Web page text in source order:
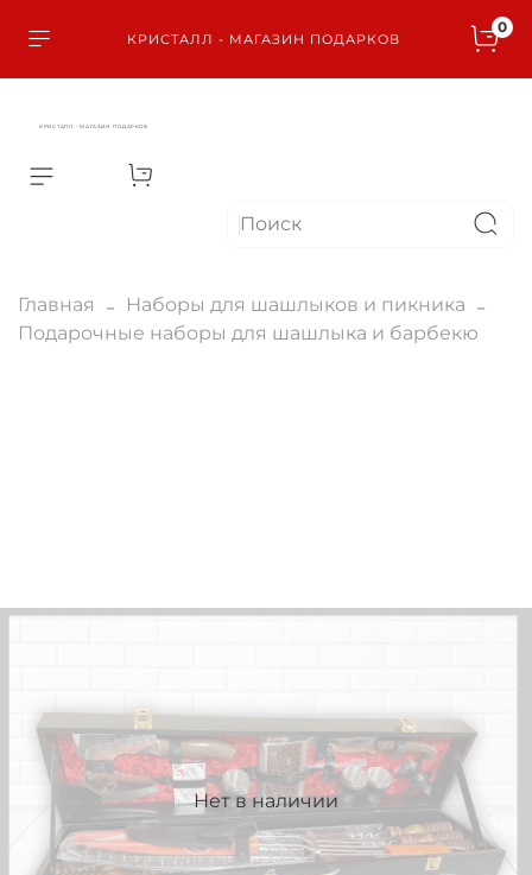
КРИСТАЛЛ - МАГАЗИН ПОДАРКОВ
0
КРИСТАЛЛ - МАГАЗИН ПОДАРКОВ
Главная
Наборы для шашлыков и пикника
Подарочные наборы для шашлыка и барбекю
Нет в наличии